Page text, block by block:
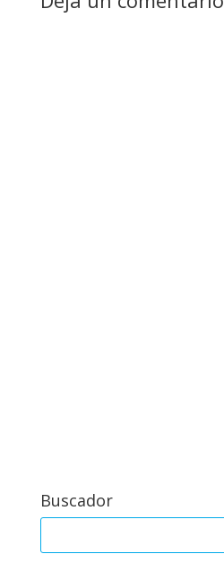
Buscador